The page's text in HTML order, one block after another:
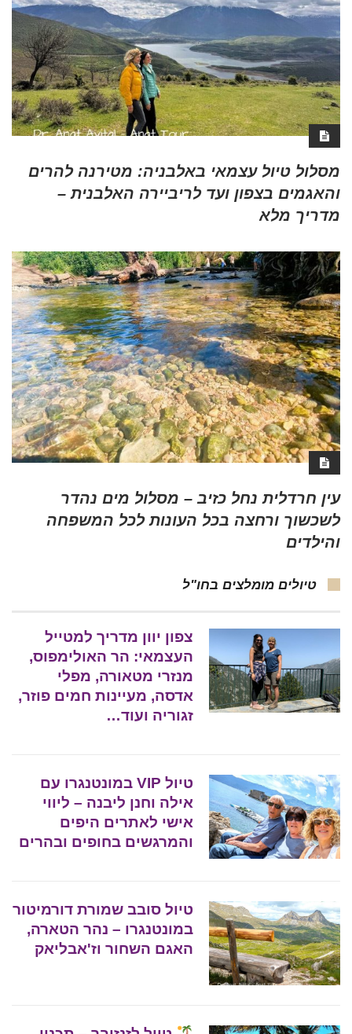
מסלול טיול עצמאי באלבניה: מטירנה להרים
והאגמים בצפון ועד לריביירה האלבנית –
מדריך מלא
עין חרדלית נחל כזיב – מסלול מים נהדר
לשכשוך ורחצה בכל העונות לכל המשפחה
והילדים
טיולים מומלצים בחו"ל
צפון יוון מדריך למטייל
העצמאי: הר האולימפוס,
מנזרי מטאורה, מפלי
אדסה, מעיינות חמים פוזר,
זגוריה ועוד…
טיול VIP במונטנגרו עם
אילה וחנן ליבנה – ליווי
אישי לאתרים היפים
והמרגשים בחופים ובהרים
טיול סובב שמורת דורמיטור
במונטנגרו – נהר הטארה,
האגם השחור וז'אבליאק